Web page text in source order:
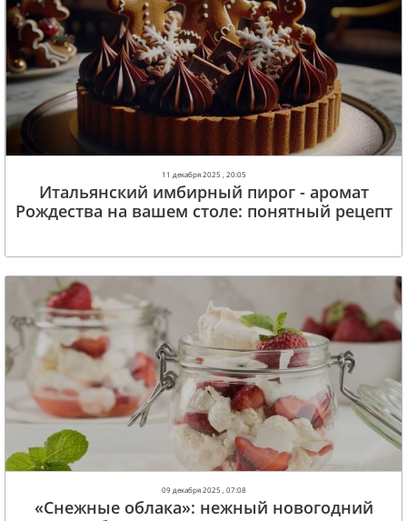
11 декабря 2025 , 20:05
Итальянский имбирный пирог - аромат
Рождества на вашем столе: понятный рецепт
09 декабря 2025 , 07:08
«Снежные облака»: нежный новогодний